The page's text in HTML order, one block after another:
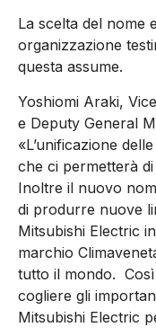
La scelta del nome
organizzazione
questa assume.
Yoshiomi Araki,
e Deputy General
«L’unificazione
che ci permetterà
Inoltre il nuovo
di produrre nuove
Mitsubishi Electric
marchio
tutto il mondo.
cogliere gli
Mitsubishi Electric